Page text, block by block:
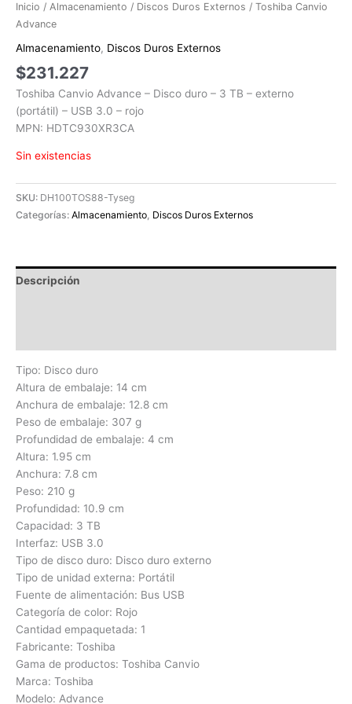
Inicio / Almacenamiento / Discos Duros Externos / Toshiba Canvio
Advance
Almacenamiento, Discos Duros Externos
$231.227
Toshiba Canvio Advance – Disco duro – 3 TB – externo
(portátil) – USB 3.0 – rojo
MPN: HDTC930XR3CA
Sin existencias
SKU: DH100TOS88-Tyseg
Categorías: Almacenamiento Discos Duros Externos
Descripción
Tipo: Disco duro
Altura de embalaje: 14 cm
Anchura de embalaje: 12.8 cm
Peso de embalaje: 307 g
Profundidad de embalaje: 4 cm
Altura: 1.95 cm
Anchura: 7.8 cm
Peso: 210 g
Profundidad: 10.9 cm
Capacidad: 3 TB
Interfaz: USB 3.0
Tipo de disco duro: Disco duro externo
Tipo de unidad externa: Portátil
Fuente de alimentación: Bus USB
Categoría de color: Rojo
Cantidad empaquetada: 1
Fabricante: Toshiba
Gama de productos: Toshiba Canvio
Marca: Toshiba
Modelo: Advance